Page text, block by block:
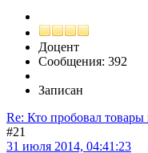
Доцент
Сообщения: 392
Записан
Re: Кто пробовал товары
#21
31 июля 2014, 04:41:23